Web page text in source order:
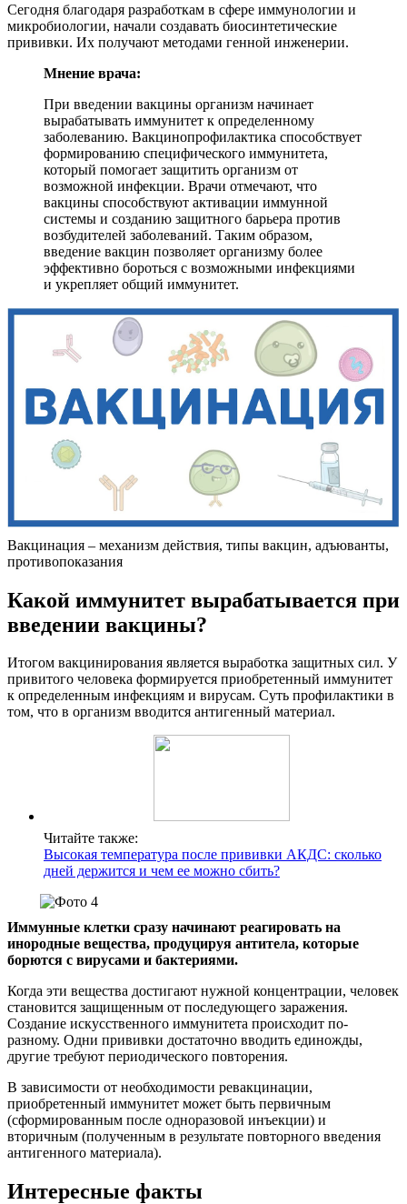
Сегодня благодаря разработкам в сфере иммунологии и
микробиологии, начали создавать биосинтетические
прививки. Их получают методами генной инженерии.
Мнение врача:
При введении вакцины организм начинает
вырабатывать иммунитет к определенному
заболеванию. Вакцинопрофилактика способствует
формированию специфического иммунитета,
который помогает защитить организм от
возможной инфекции. Врачи отмечают, что
вакцины способствуют активации иммунной
системы и созданию защитного барьера против
возбудителей заболеваний. Таким образом,
введение вакцин позволяет организму более
эффективно бороться с возможными инфекциями
и укрепляет общий иммунитет.
Вакцинация – механизм действия, типы вакцин, адъюванты,
противопоказания
Какой иммунитет вырабатывается при
введении вакцины?
Итогом вакцинирования является выработка защитных сил. У
привитого человека формируется приобретенный иммунитет
к определенным инфекциям и вирусам. Суть профилактики в
том, что в организм вводится антигенный материал.
Читайте также:
Высокая температура после прививки АКДС: сколько
дней держится и чем ее можно сбить?
Иммунные клетки сразу начинают реагировать на
инородные вещества, продуцируя антитела, которые
борются с вирусами и бактериями.
Когда эти вещества достигают нужной концентрации, человек
становится защищенным от последующего заражения.
Создание искусственного иммунитета происходит по-
разному. Одни прививки достаточно вводить единожды,
другие требуют периодического повторения.
В зависимости от необходимости ревакцинации,
приобретенный иммунитет может быть первичным
(сформированным после одноразовой инъекции) и
вторичным (полученным в результате повторного введения
антигенного материала).
Интересные факты